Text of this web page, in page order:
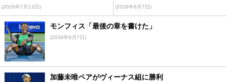
(2026年7月13日) (2026年8月7日)
モンフィス「最後の章を書けた」
(2026年8月7日)
加藤未唯ペアがヴィーナス組に勝利